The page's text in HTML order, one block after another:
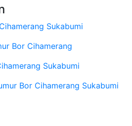
Sukabumi
Bor Cihamerang
Sukabumi
Bor Cihamerang Sukabumi